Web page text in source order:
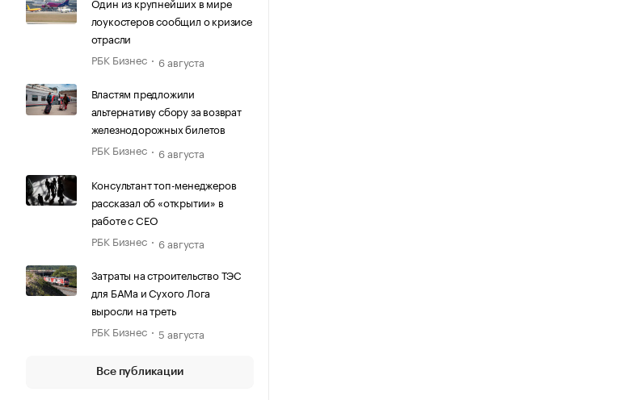
лоукостеров сообщил о кризисе
отрасли
РБК Бизнес
6 августа
Властям предложили
альтернативу сбору за возврат
железнодорожных билетов
РБК Бизнес
6 августа
Консультант топ-менеджеров
рассказал об «открытии» в
работе с CEO
РБК Бизнес
6 августа
Затраты на строительство ТЭС
для БАМа и Сухого Лога
выросли на треть
РБК Бизнес
5 августа
Все публикации